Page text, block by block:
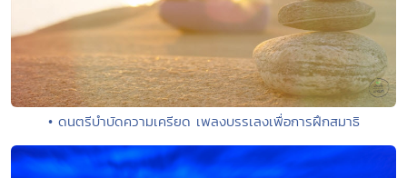
• ดนตรีบำบัดความเครียด เพลงบรรเลงเพื่อการฝึกสมาธิ